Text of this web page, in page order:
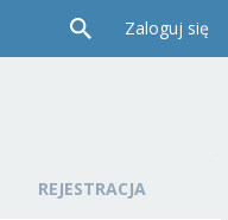
Zaloguj się
REJESTRACJA